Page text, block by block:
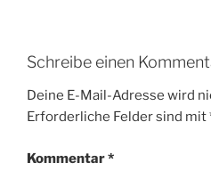
Schreibe einen
Deine E-Mail-Adresse wird
Erforderliche Felder sind mit
Kommentar*